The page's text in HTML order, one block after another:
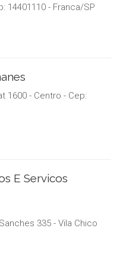
14401110 - Franca/SP
1600 - Centro - Cep:
E Servicos
335 - Vila Chico